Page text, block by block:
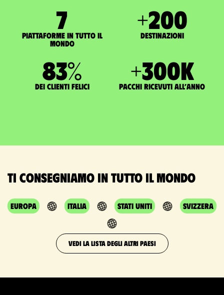
7
Piattaforme in tutto il
mondo
+200
Destinazioni
83%
dei clienti felici
+300K
pacchi ricevuti all’anno
Ti consegniamo in tutto il mondo
Europa Italia Stati Uniti Svizzera
VEDI LA LISTA DEGLI ALTRI PAESI